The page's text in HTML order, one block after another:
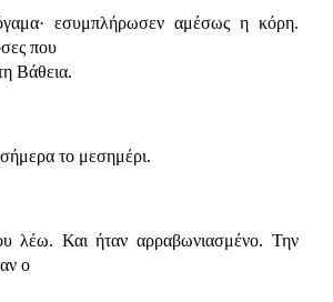
εσυμπλήρωσεν αμέσως η κόρη.
που
Βάθεια.
το μεσημέρι.
λέω. Και ήταν αρραβωνιασμένο. Την
ο